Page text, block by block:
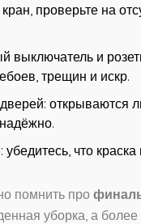
проверьте на
выключатель и
трещин и искр.
открываются
убедитесь, что
помнить про
уборка, а